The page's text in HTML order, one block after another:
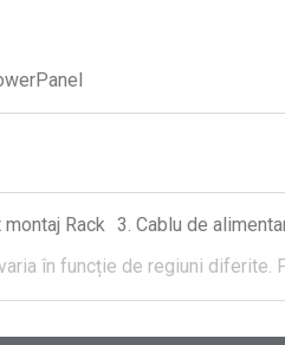
montaj Rack Cablu de
în funcție de regiuni diferite.